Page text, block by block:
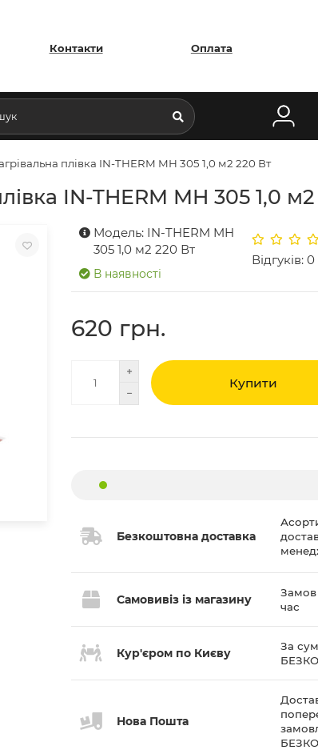
Контакти Оплата
плівка IN-THERM MH 305 1,0 м2 220 Вт
IN-THERM MH 305 1,0
Модель: IN-THERM MH
305 1,0 м2 220 Вт
В наявності
Відгуків: 0
620 грн.
Купити
Безкоштовна доставка
Самовивіз із магазину
Замов
час
Кур'єром по Києву
За
Нова Пошта